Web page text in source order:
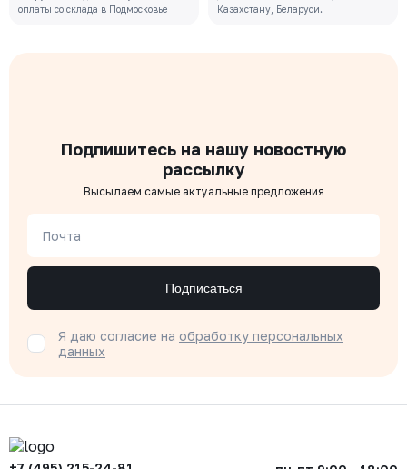
оплаты со склада в Подмосковье
Казахстану, Беларуси.
Подпишитесь на нашу новостную
рассылку
Высылаем самые актуальные предложения
Почта
Подписаться
Я даю согласие на обработку персональных
данных